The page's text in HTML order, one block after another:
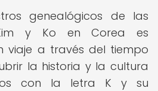
genealógicos de las
y Ko en Corea es
viaje a través del tiempo
la historia y la cultura
con la letra K y su